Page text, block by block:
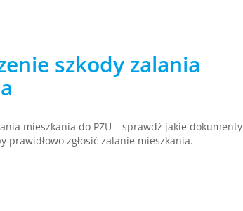
szkody zalania
mieszkania do PZU – sprawdź jakie dokumenty
prawidłowo zgłosić zalanie mieszkania.